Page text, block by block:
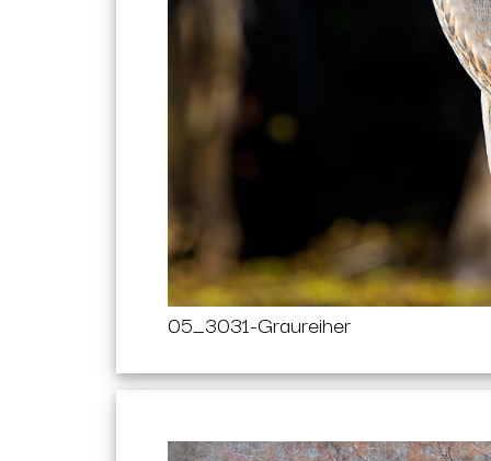
05_3031-Graureiher